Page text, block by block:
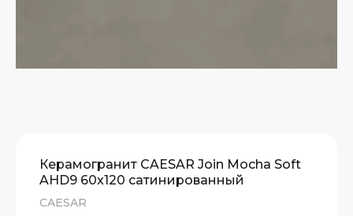
Керамогранит CAESAR Join Mocha Soft
AHD9 60x120 сатинированный
CAESAR